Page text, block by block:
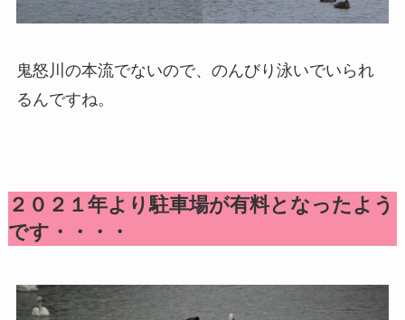
鬼怒川の本流でないので、のんびり泳いでいられ
るんですね。
２０２１年より駐車場が有料となったよう
です・・・・